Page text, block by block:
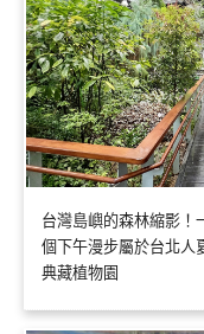
台灣島嶼的森林縮影！
個下午漫步屬於台北人
典藏植物園